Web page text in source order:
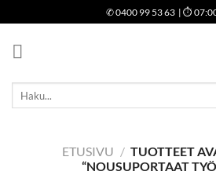
to
content
✆0400 99 53 63 | ⏱
Etsi:
ETUSIVU / TUOTTEET
“NOUSUPORTAAT